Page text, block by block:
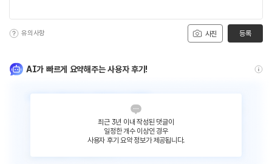
사진
유의사항 등록
AI가 빠르게 요약해주는 사용자 후기!
최근 3년 이내 작성된 댓글이
일정한 개수 이상인 경우
사용자 후기 요약 정보가 제공됩니다.